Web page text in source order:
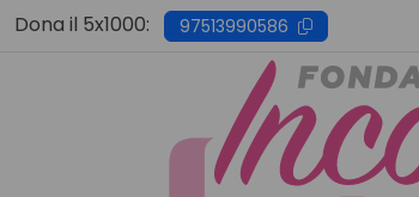
Skip
Dona il 5x1000: 97513990586